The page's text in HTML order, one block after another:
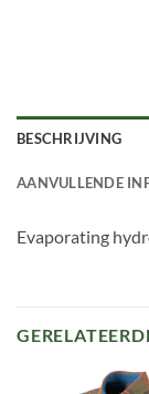
BESCHRIJVING
AANVULLENDE
Evaporating